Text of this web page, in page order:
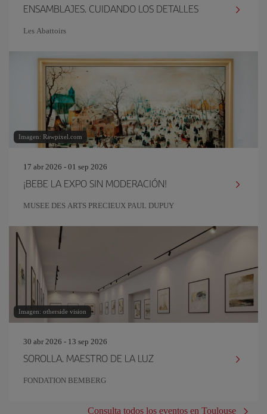
ENSAMBLAJES. CUIDANDO LOS DETALLES
Les Abattoirs
Imagen: Rawpixel.com
17 abr 2026 - 01 sep 2026
¡BEBE LA EXPO SIN MODERACIÓN!
MUSEE DES ARTS PRECIEUX PAUL DUPUY
Imagen: otherside vision
30 abr 2026 - 13 sep 2026
SOROLLA. MAESTRO DE LA LUZ
FONDATION BEMBERG
Consulta todos los eventos en Toulouse